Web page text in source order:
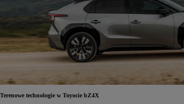
Terenowe technologie w Toyocie bZ4X